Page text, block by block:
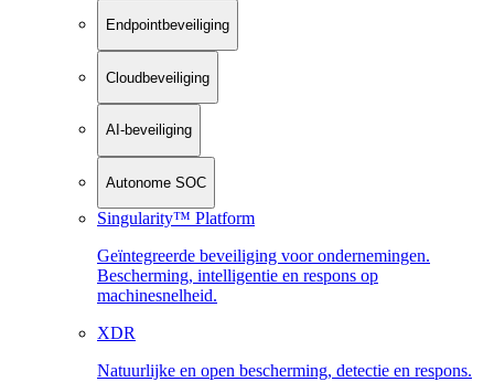
Endpointbeveiliging
Cloudbeveiliging
AI-beveiliging
Autonome SOC
Singularity™ Platform
Geïntegreerde beveiliging voor ondernemingen.
Bescherming, intelligentie en respons op
machinesnelheid.
XDR
Natuurlijke en open bescherming, detectie en respons.